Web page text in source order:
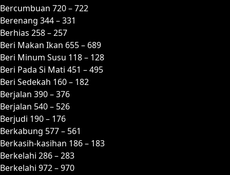
Bercumbuan 720 – 722
Berenang 344 – 331
Berhias 258 – 257
Beri Makan Ikan 655 – 689
Beri Minum Susu 118 – 128
Beri Pada Si Mati 451 – 495
Beri Sedekah 160 – 182
Berjalan 390 – 376
Berjalan 540 – 526
Berjudi 190 – 176
Berkabung 577 – 561
Berkasih-kasihan 186 – 183
Berkelahi 286 – 283
Berkelahi 972 – 970